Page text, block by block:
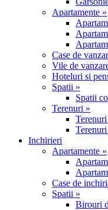
Apartamente »
Case de
Vile de
Hoteluri si
Spatii »
Spatii
Terenuri »
Inchirieri
Apartamente »
Case de
Spatii »
Birouri